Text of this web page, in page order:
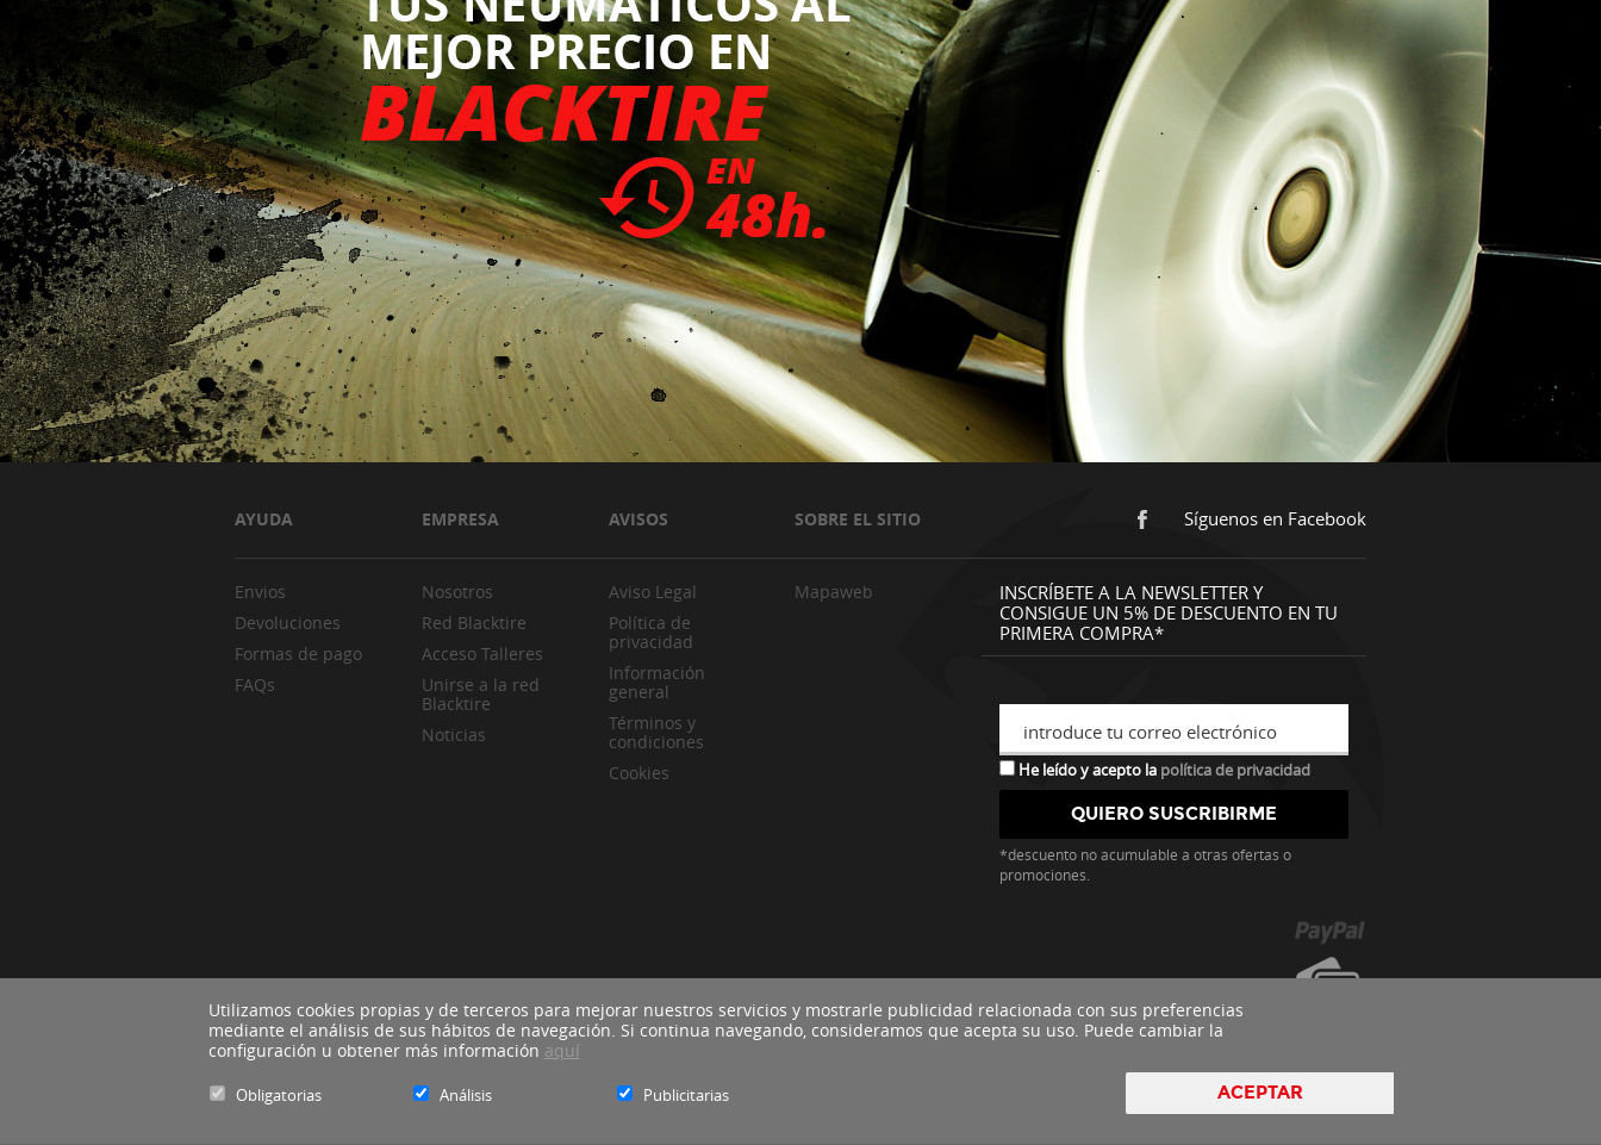
AYUDA EMPRESA AVISOS SOBRE EL SITIO Síguenos en Facebook
Envios
Devoluciones
Formas de pago
FAQs
Nosotros
Red Blacktire
Acceso Talleres
Unirse a la red
Blacktire
Noticias
Aviso Legal
Política de
privacidad
Información
general
Términos y
condiciones
Cookies
Mapaweb
INSCRÍBETE A LA NEWSLETTER Y
CONSIGUE UN 5% DE DESCUENTO EN TU
PRIMERA COMPRA*
introduce tu correo electrónico
He leído y acepto la política de privacidad
*descuento no acumulable a otras ofertas o
promociones.
Blacktire Copyright 2016 - Todos los derechos reservados by
Utilizamos cookies propias y de terceros para mejorar nuestros servicios y mostrarle publicidad relacionada con sus preferencias
mediante el análisis de sus hábitos de navegación. Si continua navegando, consideramos que acepta su uso. Puede cambiar la
configuración u obtener más información aquí
Obligatorias Análisis Publicitarias ACEPTAR